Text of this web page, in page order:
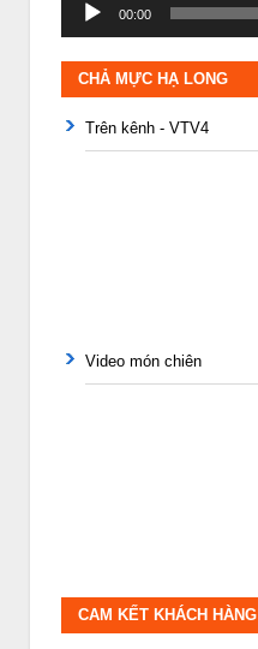
00:00
CHẢ MỰC HẠ LONG
Trên kênh - VTV4
Video món chiên
CAM KẾT KHÁCH HÀNG